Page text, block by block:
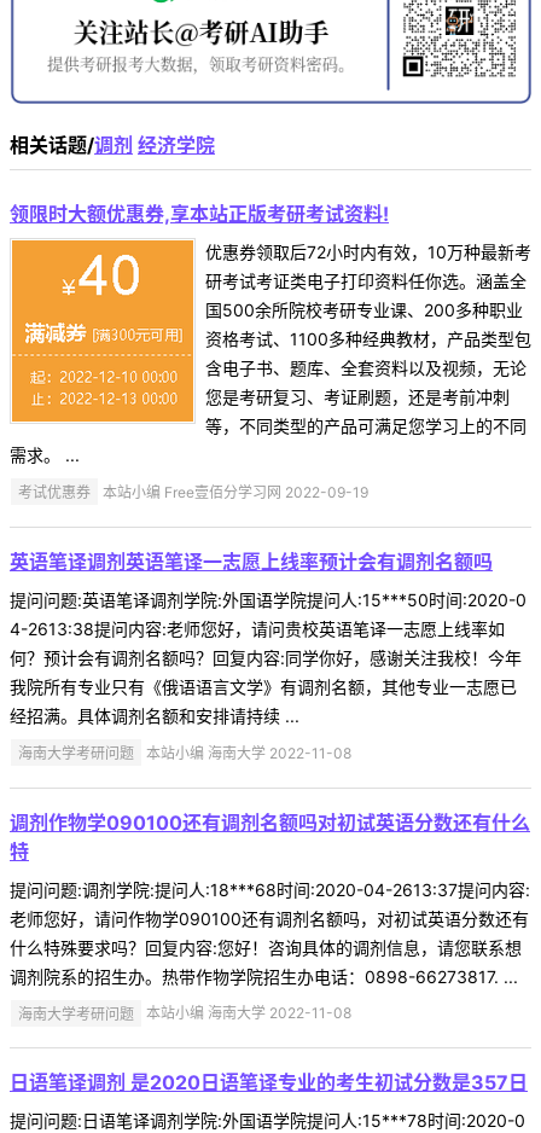
相关话题/调剂 经济学院
领限时大额优惠券,享本站正版考研考试资料!
优惠券领取后72小时内有效，10万种最新考
研考试考证类电子打印资料任你选。涵盖全
国500余所院校考研专业课、200多种职业
资格考试、1100多种经典教材，产品类型包
含电子书、题库、全套资料以及视频，无论
您是考研复习、考证刷题，还是考前冲刺
等，不同类型的产品可满足您学习上的不同
需求。 ...
考试优惠券 本站小编 Free壹佰分学习网 2022-09-19
英语笔译调剂英语笔译一志愿上线率预计会有调剂名额吗
提问问题:英语笔译调剂学院:外国语学院提问人:15***50时间:2020-0
4-2613:38提问内容:老师您好，请问贵校英语笔译一志愿上线率如
何？预计会有调剂名额吗？回复内容:同学你好，感谢关注我校！今年
我院所有专业只有《俄语语言文学》有调剂名额，其他专业一志愿已
经招满。具体调剂名额和安排请持续 ...
海南大学考研问题 本站小编 海南大学 2022-11-08
调剂作物学090100还有调剂名额吗对初试英语分数还有什么
特
提问问题:调剂学院:提问人:18***68时间:2020-04-2613:37提问内容:
老师您好，请问作物学090100还有调剂名额吗，对初试英语分数还有
什么特殊要求吗？回复内容:您好！咨询具体的调剂信息，请您联系想
调剂院系的招生办。热带作物学院招生办电话：0898-66273817. ...
海南大学考研问题 本站小编 海南大学 2022-11-08
日语笔译调剂 是2020日语笔译专业的考生初试分数是357日
提问问题:日语笔译调剂学院:外国语学院提问人:15***78时间:2020-0